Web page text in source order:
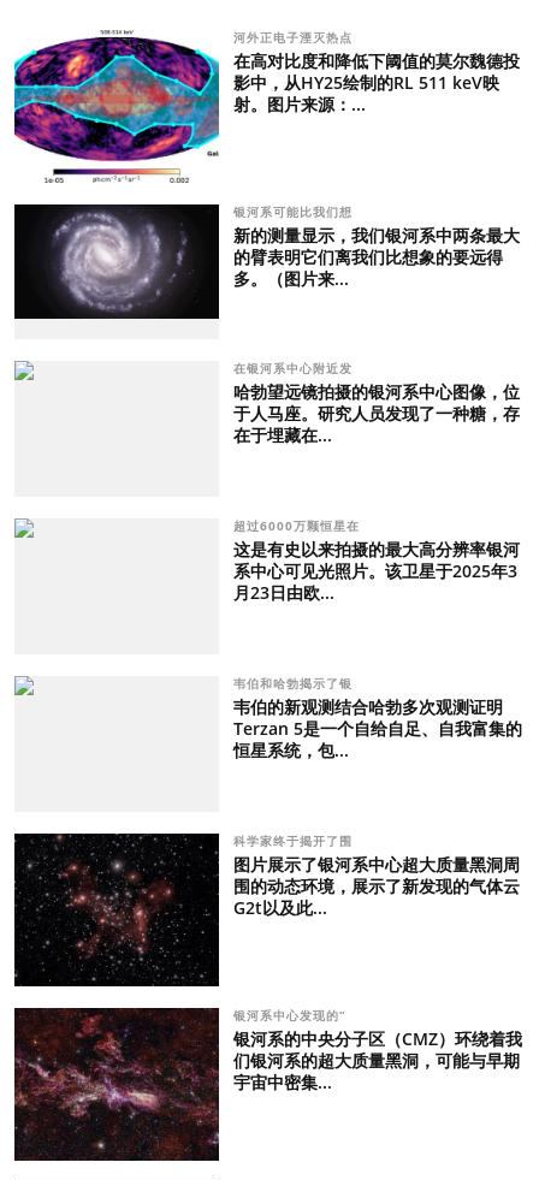
河外正电子湮灭热点
在高对比度和降低下阈值的莫尔魏德投
影中，从HY25绘制的RL 511 keV映
射。图片来源：...
银河系可能比我们想
新的测量显示，我们银河系中两条最大
的臂表明它们离我们比想象的要远得
多。（图片来...
在银河系中心附近发
哈勃望远镜拍摄的银河系中心图像，位
于人马座。研究人员发现了一种糖，存
在于埋藏在...
超过6000万颗恒星在
这是有史以来拍摄的最大高分辨率银河
系中心可见光照片。该卫星于2025年3
月23日由欧...
韦伯和哈勃揭示了银
韦伯的新观测结合哈勃多次观测证明
Terzan 5是一个自给自足、自我富集的
恒星系统，包...
科学家终于揭开了围
图片展示了银河系中心超大质量黑洞周
围的动态环境，展示了新发现的气体云
G2t以及此...
银河系中心发现的“
银河系的中央分子区（CMZ）环绕着我
们银河系的超大质量黑洞，可能与早期
宇宙中密集...